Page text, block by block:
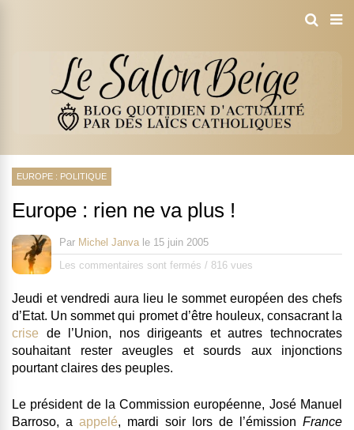
EUROPE : POLITIQUE
Europe : rien ne va plus !
Par Michel Janva le 15 juin 2005
Les commentaires sont fermés / 816 vues
Jeudi et vendredi aura lieu le sommet européen des chefs
d’Etat. Un sommet qui promet d’être houleux, consacrant la
crise de l’Union, nos dirigeants et autres technocrates
souhaitant rester aveugles et sourds aux injonctions
pourtant claires des peuples.
Le président de la Commission européenne, José Manuel
Barroso, a appelé, mardi soir lors de l’émission France